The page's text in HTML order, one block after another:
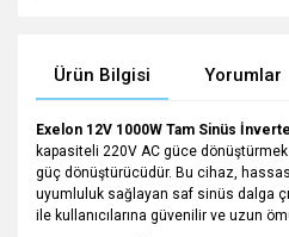
Ürün Bilgisi Yorumlar
Exelon 12V 1000W Tam Sinüs
kapasiteli 220V AC güce
güç dönüştürücüdür. Bu cihaz,
uyumluluk sağlayan saf sinüs dalga
ile kullanıcılarına güvenilir ve uzun